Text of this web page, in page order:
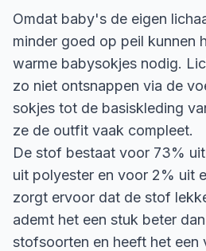
Omdat baby's de eigen
minder goed op peil kunnen
warme babysokjes nodig.
zo niet ontsnappen via de
sokjes tot de basiskleding
ze de outfit vaak compleet.
De stof bestaat voor 73%
uit polyester en voor 2% uit
zorgt ervoor dat de stof
ademt het een stuk beter
stofsoorten en heeft het een